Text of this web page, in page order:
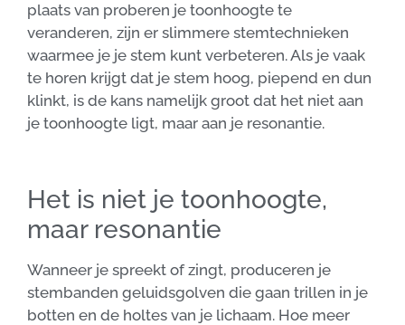
plaats van proberen je toonhoogte te
veranderen, zijn er slimmere stemtechnieken
waarmee je je stem kunt verbeteren. Als je vaak
te horen krijgt dat je stem hoog, piepend en dun
klinkt, is de kans namelijk groot dat het niet aan
je toonhoogte ligt, maar aan je resonantie.
Het is niet je toonhoogte,
maar resonantie
Wanneer je spreekt of zingt, produceren je
stembanden geluidsgolven die gaan trillen in je
botten en de holtes van je lichaam. Hoe meer